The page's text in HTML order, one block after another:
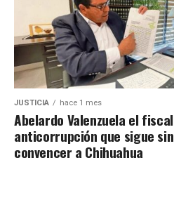
JUSTICIA hace 1 mes
Abelardo Valenzuela el fiscal
anticorrupción que sigue sin
convencer a Chihuahua